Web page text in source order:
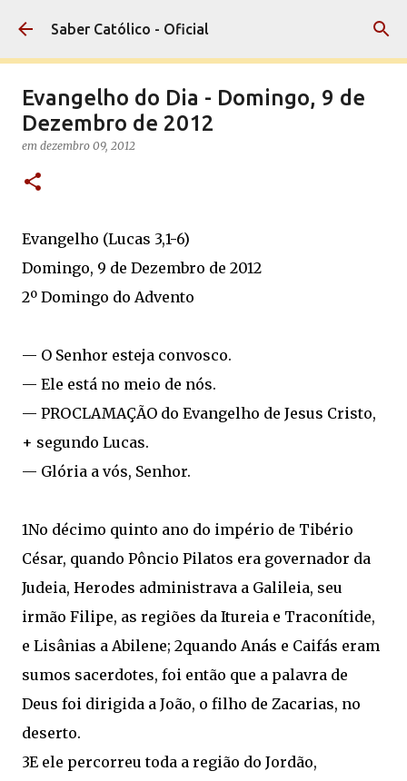
Pular para o conteúdo principal
Saber Católico - Oficial
Evangelho do Dia - Domingo, 9 de
Dezembro de 2012
em dezembro 09, 2012
Evangelho (Lucas 3,1-6)
Domingo, 9 de Dezembro de 2012
2º Domingo do Advento
— O Senhor esteja convosco.
— Ele está no meio de nós.
— PROCLAMAÇÃO do Evangelho de Jesus Cristo,
+ segundo Lucas.
— Glória a vós, Senhor.
1No décimo quinto ano do império de Tibério
César, quando Pôncio Pilatos era governador da
Judeia, Herodes administrava a Galileia, seu
irmão Filipe, as regiões da Itureia e Traconítide,
e Lisânias a Abilene; 2quando Anás e Caifás eram
sumos sacerdotes, foi então que a palavra de
Deus foi dirigida a João, o filho de Zacarias, no
deserto.
3E ele percorreu toda a região do Jordão,